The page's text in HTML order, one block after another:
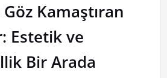
Göz Kamaştıran
Estetik ve
Bir Arada